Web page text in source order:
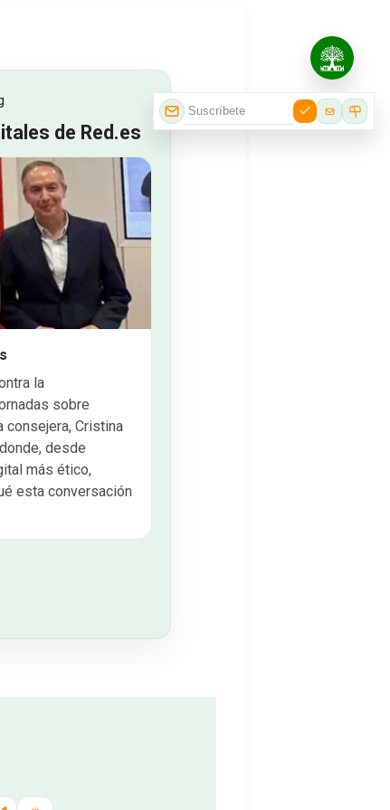
de Red.es
la
sobre
consejera, Cristina
desde
más ético,
esta conversación